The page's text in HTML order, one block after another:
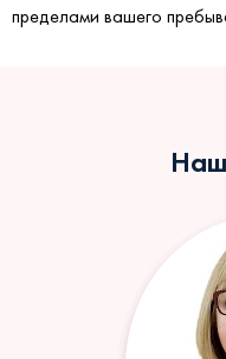
пределами вашего